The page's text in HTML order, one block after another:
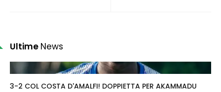
Ultime News
3-2 COL COSTA D'AMALFI! DOPPIETTA PER AKAMMADU